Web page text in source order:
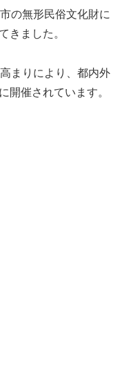
の無形民俗文化財に
きました。
まりにより、都内外
開催されています。